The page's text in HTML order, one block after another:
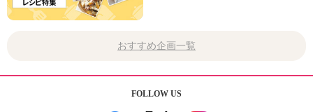
おすすめ企画一覧
FOLLOW US